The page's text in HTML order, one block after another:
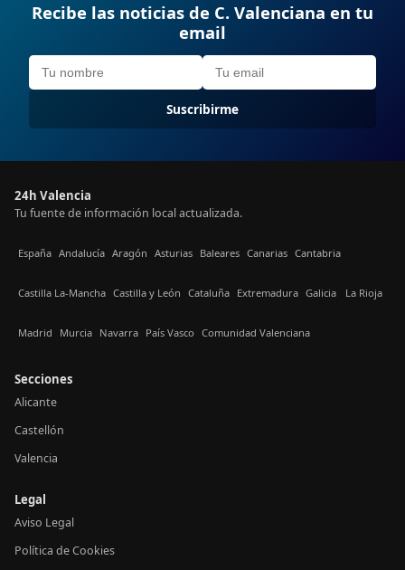
Recibe las noticias de C. Valenciana en tu
email
Suscribirme
24h Valencia
Tu fuente de información local actualizada.
España Andalucía Aragón Asturias Baleares Canarias Cantabria
Castilla La-Mancha Castilla y León Cataluña Extremadura Galicia La Rioja
Madrid Murcia Navarra País Vasco Comunidad Valenciana
Secciones
Alicante
Castellón
Valencia
Legal
Aviso Legal
Política de Cookies